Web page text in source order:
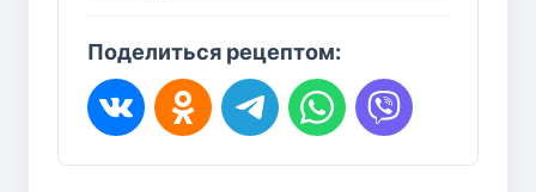
Поделиться рецептом: